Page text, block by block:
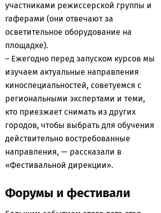
участниками режиссерской группы и
гаферами (они отвечают за
осветительное оборудование на
площадке).
– Ежегодно перед запуском курсов мы
изучаем актуальные направления
киноспециальностей, советуемся с
региональными экспертами и теми,
кто приезжает снимать из других
городов, чтобы выбрать для обучения
действительно востребованные
направления, — рассказали в
«Фестивальной дирекции».
Форумы и фестивали